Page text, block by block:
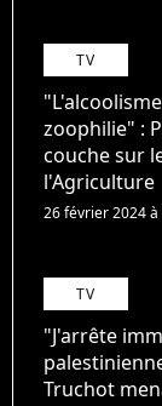
TV
zoophilie" :
couche sur
l'Agriculture
26 février 2024 à
TV
"J'arrête
Truchot